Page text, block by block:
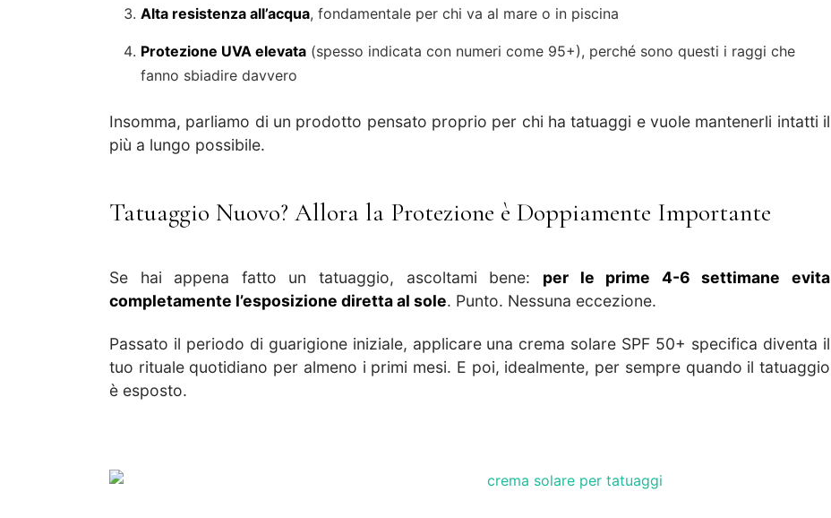
Alta resistenza all’acqua, fondamentale per chi va al mare o in piscina
Protezione UVA elevata (spesso indicata con numeri come 95+), perché sono questi i raggi che
fanno sbiadire davvero
Insomma, parliamo di un prodotto pensato proprio per chi ha tatuaggi e vuole mantenerli intatti il
più a lungo possibile.
Tatuaggio Nuovo? Allora la Protezione è Doppiamente Importante
Se hai appena fatto un tatuaggio, ascoltami bene: per le prime 4-6 settimane evita
completamente l’esposizione diretta al sole. Punto. Nessuna eccezione.
Passato il periodo di guarigione iniziale, applicare una crema solare SPF 50+ specifica diventa il
tuo rituale quotidiano per almeno i primi mesi. E poi, idealmente, per sempre quando il tatuaggio
è esposto.